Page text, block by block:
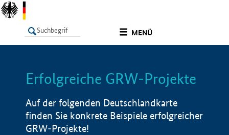
MENÜ
LISTE Info
Erfolgreiche GRW-Projekte
Auf der folgenden Deutschlandkarte
finden Sie konkrete Beispiele erfolgreicher
GRW-Projekte!